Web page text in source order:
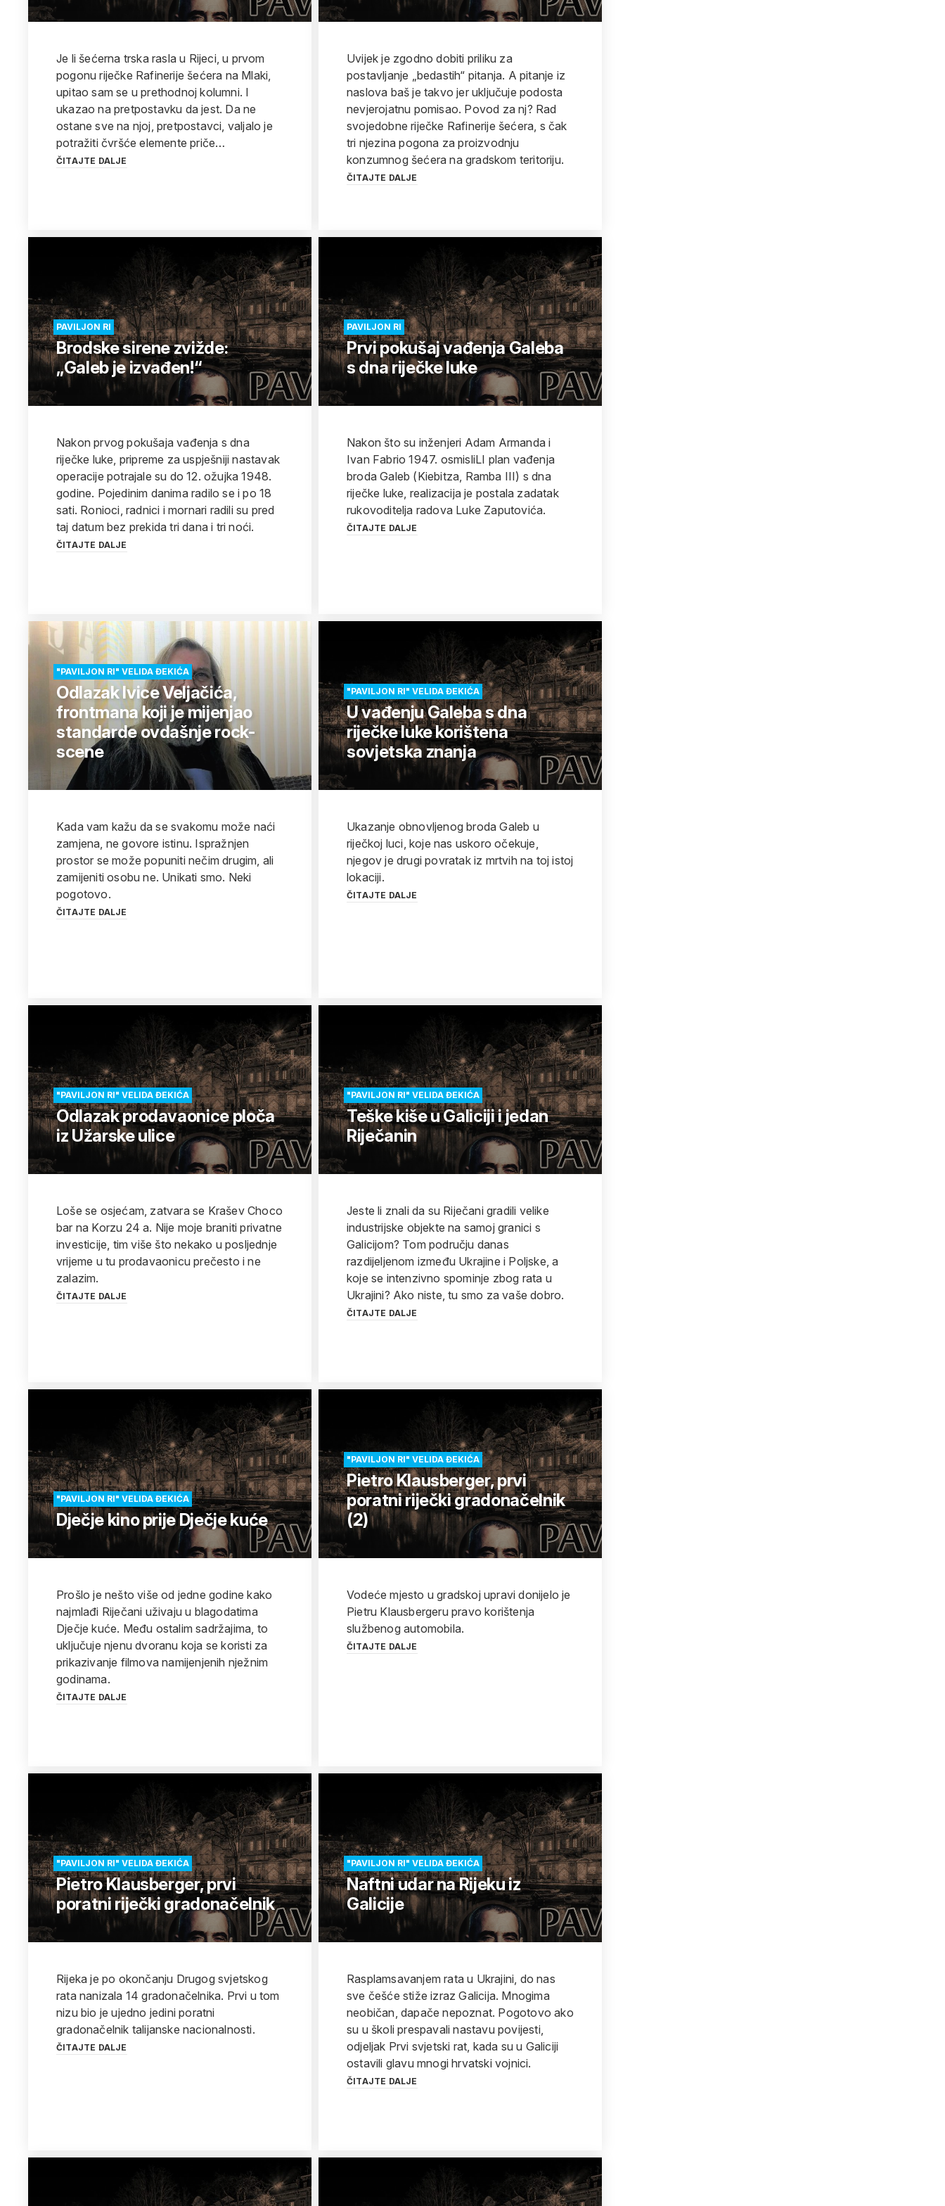
Je li šećerna trska rasla u Rijeci, u prvom
pogonu riječke Rafinerije šećera na Mlaki,
upitao sam se u prethodnoj kolumni. I
ukazao na pretpostavku da jest. Da ne
ostane sve na njoj, pretpostavci, valjalo je
potražiti čvršće elemente priče…
ČITAJTE DALJE
Uvijek je zgodno dobiti priliku za
postavljanje „bedastih“ pitanja. A pitanje iz
naslova baš je takvo jer uključuje podosta
nevjerojatnu pomisao. Povod za nj? Rad
svojedobne riječke Rafinerije šećera, s čak
tri njezina pogona za proizvodnju
konzumnog šećera na gradskom teritoriju.
ČITAJTE DALJE
PAVILJON RI
Brodske sirene zvižde:
„Galeb je izvađen!“
Nakon prvog pokušaja vađenja s dna
riječke luke, pripreme za uspješniji nastavak
operacije potrajale su do 12. ožujka 1948.
godine. Pojedinim danima radilo se i po 18
sati. Ronioci, radnici i mornari radili su pred
taj datum bez prekida tri dana i tri noći.
ČITAJTE DALJE
PAVILJON RI
Prvi pokušaj vađenja Galeba
s dna riječke luke
Nakon što su inženjeri Adam Armanda i
Ivan Fabrio 1947. osmisliLI plan vađenja
broda Galeb (Kiebitza, Ramba III) s dna
riječke luke, realizacija je postala zadatak
rukovoditelja radova Luke Zaputovića.
ČITAJTE DALJE
"PAVILJON RI" VELIDA ĐEKIĆA
Odlazak Ivice Veljačića,
frontmana koji je mijenjao
standarde ovdašnje rock-
scene
Kada vam kažu da se svakomu može naći
zamjena, ne govore istinu. Ispražnjen
prostor se može popuniti nečim drugim, ali
zamijeniti osobu ne. Unikati smo. Neki
pogotovo.
ČITAJTE DALJE
"PAVILJON RI" VELIDA ĐEKIĆA
U vađenju Galeba s dna
riječke luke korištena
sovjetska znanja
Ukazanje obnovljenog broda Galeb u
riječkoj luci, koje nas uskoro očekuje,
njegov je drugi povratak iz mrtvih na toj istoj
lokaciji.
ČITAJTE DALJE
"PAVILJON RI" VELIDA ĐEKIĆA
Odlazak prodavaonice ploča
iz Užarske ulice
Loše se osjećam, zatvara se Krašev Choco
bar na Korzu 24 a. Nije moje braniti privatne
investicije, tim više što nekako u posljednje
vrijeme u tu prodavaonicu prečesto i ne
zalazim.
ČITAJTE DALJE
"PAVILJON RI" VELIDA ĐEKIĆA
Teške kiše u Galiciji i jedan
Riječanin
Jeste li znali da su Riječani gradili velike
industrijske objekte na samoj granici s
Galicijom? Tom području danas
razdijeljenom između Ukrajine i Poljske, a
koje se intenzivno spominje zbog rata u
Ukrajini? Ako niste, tu smo za vaše dobro.
ČITAJTE DALJE
"PAVILJON RI" VELIDA ĐEKIĆA
Dječje kino prije Dječje kuće
Prošlo je nešto više od jedne godine kako
najmlađi Riječani uživaju u blagodatima
Dječje kuće. Među ostalim sadržajima, to
uključuje njenu dvoranu koja se koristi za
prikazivanje filmova namijenjenih nježnim
godinama.
ČITAJTE DALJE
"PAVILJON RI" VELIDA ĐEKIĆA
Pietro Klausberger, prvi
poratni riječki gradonačelnik
(2)
Vodeće mjesto u gradskoj upravi donijelo je
Pietru Klausbergeru pravo korištenja
službenog automobila.
ČITAJTE DALJE
"PAVILJON RI" VELIDA ĐEKIĆA
Pietro Klausberger, prvi
poratni riječki gradonačelnik
Rijeka je po okončanju Drugog svjetskog
rata nanizala 14 gradonačelnika. Prvi u tom
nizu bio je ujedno jedini poratni
gradonačelnik talijanske nacionalnosti.
ČITAJTE DALJE
"PAVILJON RI" VELIDA ĐEKIĆA
Naftni udar na Rijeku iz
Galicije
Rasplamsavanjem rata u Ukrajini, do nas
sve češće stiže izraz Galicija. Mnogima
neobičan, dapače nepoznat. Pogotovo ako
su u školi prespavali nastavu povijesti,
odjeljak Prvi svjetski rat, kada su u Galiciji
ostavili glavu mnogi hrvatski vojnici.
ČITAJTE DALJE